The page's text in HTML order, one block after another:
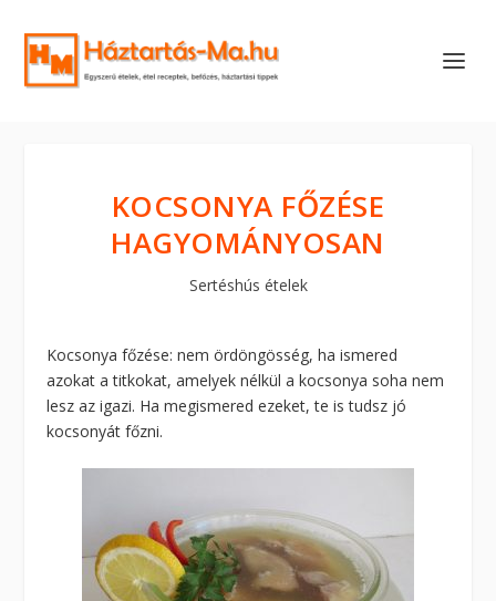
KOCSONYA FŐZÉSE
HAGYOMÁNYOSAN
Sertéshús ételek
Kocsonya főzése: nem ördöngösség, ha ismered
azokat a titkokat, amelyek nélkül a kocsonya soha nem
lesz az igazi. Ha megismered ezeket, te is tudsz jó
kocsonyát főzni.